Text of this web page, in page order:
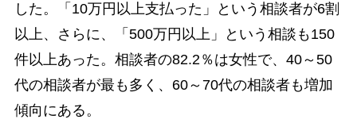
した。「10万円以上支払った」という相談者が6割
以上、さらに、「500万円以上」という相談も150
件以上あった。相談者の82.2％は女性で、40～50
代の相談者が最も多く、60～70代の相談者も増加
傾向にある。